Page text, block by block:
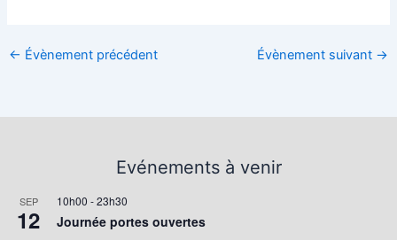
← Évènement précédent Évènement suivant →
Evénements à venir
SEP
12
10h00 -23h30
Journée portes ouvertes